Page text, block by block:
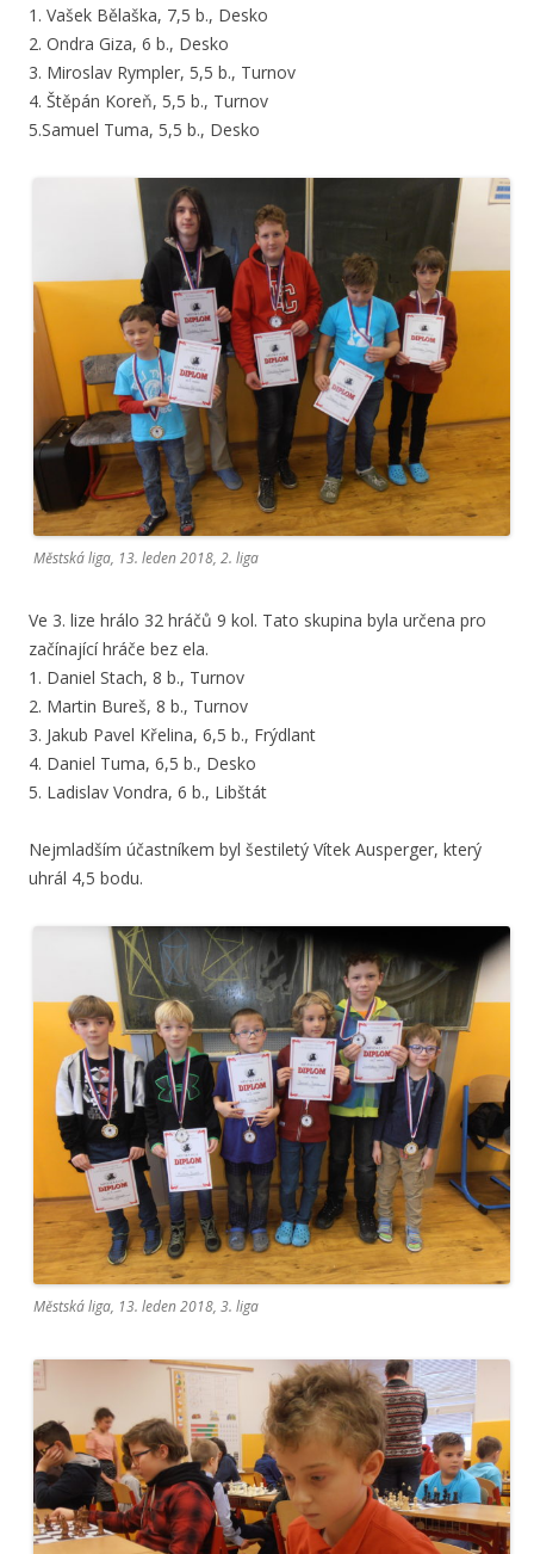
1. Vašek Bělaška, 7,5 b., Desko
2. Ondra Giza, 6 b., Desko
3. Miroslav Rympler, 5,5 b., Turnov
4. Štěpán Koreň, 5,5 b., Turnov
5.Samuel Tuma, 5,5 b., Desko
Městská liga, 13. leden 2018, 2. liga
Ve 3. lize hrálo 32 hráčů 9 kol. Tato skupina byla určena pro
začínající hráče bez ela.
1. Daniel Stach, 8 b., Turnov
2. Martin Bureš, 8 b., Turnov
3. Jakub Pavel Křelina, 6,5 b., Frýdlant
4. Daniel Tuma, 6,5 b., Desko
5. Ladislav Vondra, 6 b., Libštát
Nejmladším účastníkem byl šestiletý Vítek Ausperger, který
uhrál 4,5 bodu.
Městská liga, 13. leden 2018, 3. liga